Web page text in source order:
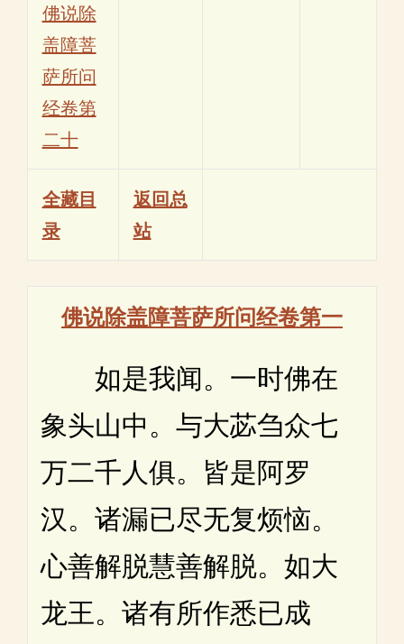
佛说除
盖障菩
萨所问
经卷第
二十
全藏目
录
返回总
站
佛说除盖障菩萨所问经卷第一
如是我闻。一时佛在
象头山中。与大苾刍众七
万二千人俱。皆是阿罗
汉。诸漏已尽无复烦恼。
心善解脱慧善解脱。如大
龙王。诸有所作悉已成